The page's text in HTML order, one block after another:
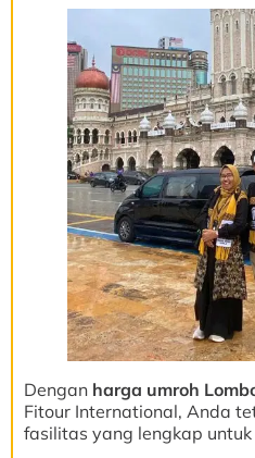
Dengan harga umroh
Fitour International, Anda
fasilitas yang lengkap